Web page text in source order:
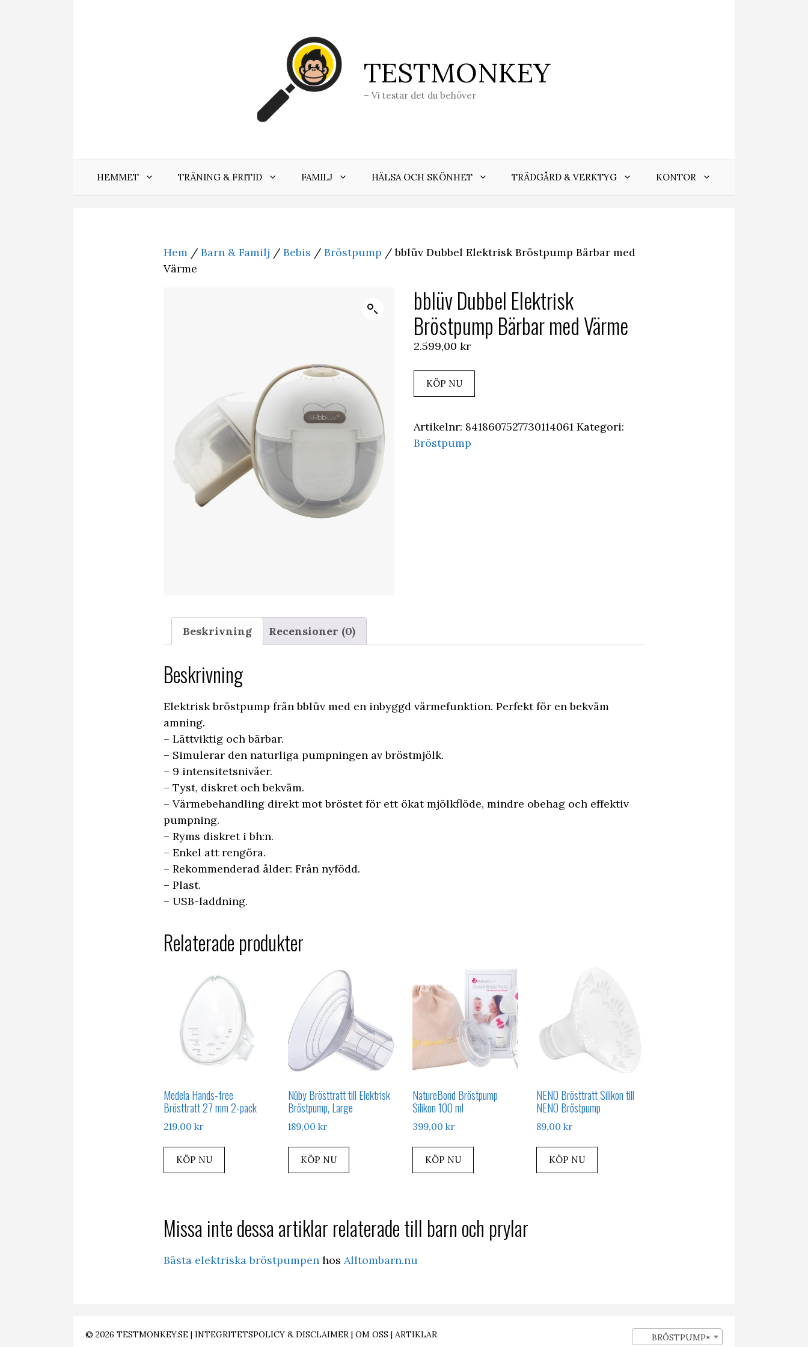
TESTMONKEY
– Vi testar det du behöver
HEMMET TRÄNING & FRITID FAMILJ HÄLSA OCH SKÖNHET TRÄDGÅRD & VERKTYG KONTOR
Hem / Barn & Familj / Bebis / Bröstpump / bblüv Dubbel Elektrisk Bröstpump Bärbar med
Värme
bblüv Dubbel Elektrisk
Bröstpump Bärbar med Värme
2.599,00 kr
KÖP NU
Artikelnr: 8418607527730114061 Kategori:
Bröstpump
Beskrivning Recensioner (0)
Beskrivning
Elektrisk bröstpump från bblüv med en inbyggd värmefunktion. Perfekt för en bekväm
amning.
– Lättviktig och bärbar.
– Simulerar den naturliga pumpningen av bröstmjölk.
– 9 intensitetsnivåer.
– Tyst, diskret och bekväm.
– Värmebehandling direkt mot bröstet för ett ökat mjölkflöde, mindre obehag och effektiv
pumpning.
– Ryms diskret i bh:n.
– Enkel att rengöra.
– Rekommenderad ålder: Från nyfödd.
– Plast.
– USB-laddning.
Relaterade produkter
Medela Hands-free
Brösttratt 27 mm 2-pack
219,00 kr
KÖP NU
Nûby Brösttratt till Elektrisk
Bröstpump, Large
189,00 kr
KÖP NU
NatureBond Bröstpump
Silikon 100 ml
399,00 kr
KÖP NU
NENO Brösttratt Silikon till
NENO Bröstpump
89,00kr
KÖP NU
Missa inte dessa artiklar relaterade till barn och prylar
Bästa elektriska bröstpumpen hos Alltombarn.nu
×
BRÖSTPUMP
© 2026 TESTMONKEY.SE | INTEGRITETSPOLICY & DISCLAIMER | OM OSS | ARTIKLAR